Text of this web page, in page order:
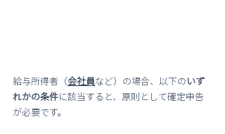
給与所得者（会社員など）の場合、以下のいず
れかの条件に該当すると、原則として確定申告
が必要です。